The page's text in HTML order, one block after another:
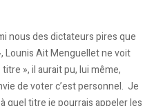
nous des dictateurs pires que
Lounis Ait Menguellet ne voit
», il aurait pu, lui même,
de voter c’est personnel. Je
quel titre je pourrais appeler les